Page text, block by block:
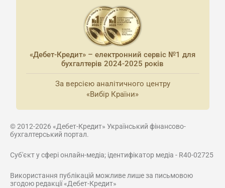
«Дебет-Кредит» – електронний сервіс №1 для
бухгалтерів 2024-2025 років
За версією аналітичного центру
«Вибір Країни»
© 2012-2026 «Дебет-Кредит» Український фінансово-
бухгалтерський портал.
Суб'єкт у сфері онлайн-медіа; ідентифікатор медіа - R40-02725
Використання публікацій можливе лише за письмовою
згодою редакції «Дебет-Кредит»